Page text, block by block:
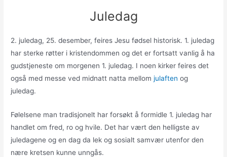
Juledag
2. juledag, 25. desember, feires Jesu fødsel historisk. 1. juledag
har sterke røtter i kristendommen og det er fortsatt vanlig å ha
gudstjeneste om morgenen 1. juledag. I noen kirker feires det
også med messe ved midnatt natta mellomjulaften og
juledag.
Følelsene man tradisjonelt har forsøkt å formidle 1. juledag har
handlet om fred, ro og hvile. Det har vært den helligste av
juledagene og en dag da lek og sosialt samvær utenfor den
nære kretsen kunne unngås.